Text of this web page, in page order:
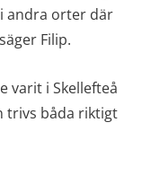
andra orter där
Filip.
varit i Skellefteå
trivs båda riktigt